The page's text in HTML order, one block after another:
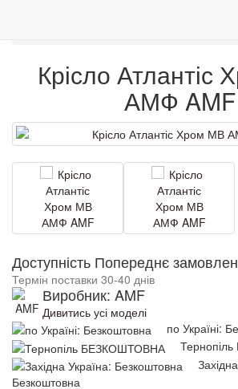
Крісло Атлантіс
АМФ AMF
Доступність Попереднє
Термін поставки 30-40 днів
Виробник: AMF
Дивитись усі моделі
по Україні:
Безкоштовна